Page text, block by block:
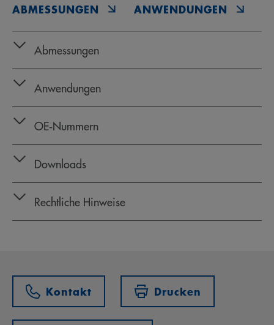
ABMESSUNGEN ANWENDUNGEN
Abmessungen
Anwendungen
OE‑Nummern
Downloads
Rechtliche Hinweise
Kontakt Drucken